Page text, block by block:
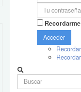
Recordarme
Acceder